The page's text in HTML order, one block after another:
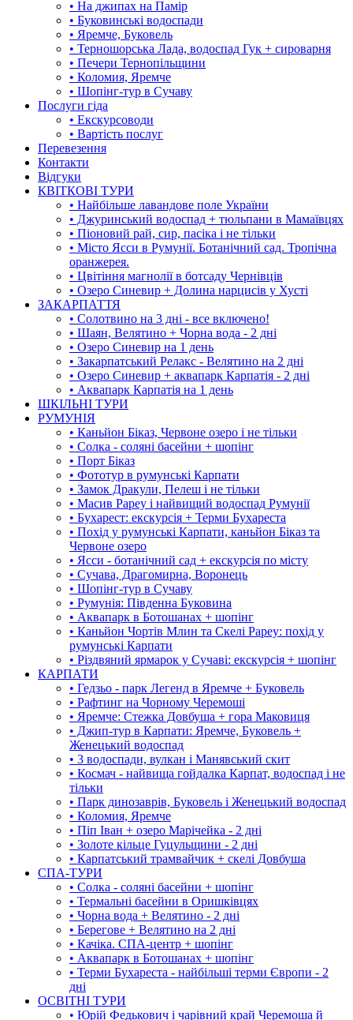
• На джипах на Памір
• Буковинські водоспади
• Яремче, Буковель
• Терношорська Лада, водоспад Гук + сироварня
• Печери Тернопільщини
• Коломия, Яремче
• Шопінг-тур в Сучаву
Послуги гіда
• Екскурсоводи
• Вартість послуг
Перевезення
Контакти
Відгуки
КВІТКОВІ ТУРИ
• Найбільше лавандове поле України
• Джуринський водоспад + тюльпани в Мамаївцях
• Піоновий рай, сир, пасіка і не тільки
• Місто Ясси в Румунії. Ботанічний сад. Тропічна
оранжерея.
• Цвітіння магнолії в ботсаду Чернівців
• Озеро Синевир + Долина нарцисів у Хусті
ЗАКАРПАТТЯ
• Солотвино на 3 дні - все включено!
• Шаян, Велятино + Чорна вода - 2 дні
• Озеро Синевир на 1 день
• Закарпатський Релакс - Велятино на 2 дні
• Озеро Синевир + аквапарк Карпатія - 2 дні
• Аквапарк Карпатія на 1 день
ШКІЛЬНІ ТУРИ
РУМУНІЯ
• Каньйон Біказ, Червоне озеро і не тільки
• Солка - соляні басейни + шопінг
• Порт Біказ
• Фототур в румунські Карпати
• Замок Дракули, Пелеш і не тільки
• Масив Рареу і найвищий водоспад Румунії
• Бухарест: екскурсія + Терми Бухареста
• Похід у румунські Карпати, каньйон Біказ та
Червоне озеро
• Ясси - ботанічний сад + екскурсія по місту
• Сучава, Драгомирна, Воронець
• Шопінг-тур в Сучаву
• Румунія: Південна Буковина
• Аквапарк в Ботошанах + шопінг
• Каньйон Чортів Млин та Скелі Рареу: похід у
румунські Карпати
• Різдвяний ярмарок у Сучаві: екскурсія + шопінг
КАРПАТИ
• Гедзьо - парк Легенд в Яремче + Буковель
• Рафтинг на Чорному Черемоші
• Яремче: Стежка Довбуша + гора Маковиця
• Джип-тур в Карпати: Яремче, Буковель +
Женецький водоспад
• 3 водоспади, вулкан і Манявський скит
• Космач - найвища гойдалка Карпат, водоспад і не
тільки
• Парк динозаврів, Буковель і Женецький водоспад
• Коломия, Яремче
• Піп Іван + озеро Марічейка - 2 дні
• Золоте кільце Гуцульщини - 2 дні
• Карпатський трамвайчик + скелі Довбуша
СПА-ТУРИ
• Солка - соляні басейни + шопінг
• Термальні басейни в Оришківцях
• Чорна вода + Велятино - 2 дні
• Берегове + Велятино на 2 дні
• Качіка. СПА-центр + шопінг
• Аквапарк в Ботошанах + шопінг
• Терми Бухареста - найбільші терми Європи - 2
дні
ОСВІТНІ ТУРИ
• Юрій Федькович і чарівний край Черемоша й